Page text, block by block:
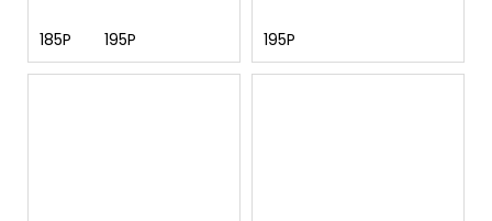
185P 195P 195P